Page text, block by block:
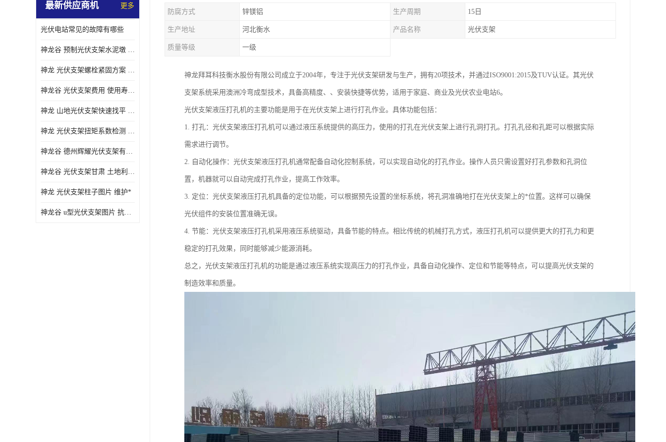
最新供应商机 更多
光伏电站常见的故障有哪些
神龙谷 预制光伏支架水泥墩 抗震性能优
神龙 光伏支架螺栓紧固方案 土地利用率高
神龙谷 光伏支架费用 使用寿命长
神龙 山地光伏支架快速找平 抗风耐压
神龙 光伏支架扭矩系数检测 适应性强
神龙谷 德州辉耀光伏支架有限公司 材质多样
神龙谷 光伏支架甘肃 土地利用率高
神龙 光伏支架柱子图片 维护*
神龙谷 u型光伏支架图片 抗紫外线
防腐方式 锌镁铝 生产周期 15日
生产地址 河北衡水 产品名称 光伏支架
质量等级 一级
神龙拜耳科技衡水股份有限公司成立于2004年，专注于光伏支架研发与生产，拥有20项技术，并通过ISO9001:2015及TUV认证。其光伏
支架系统采用澳洲冷弯成型技术，具备高精度、、安装快捷等优势，适用于家庭、商业及光伏农业电站6。
光伏支架液压打孔机的主要功能是用于在光伏支架上进行打孔作业。具体功能包括：
1. 打孔：光伏支架液压打孔机可以通过液压系统提供的高压力，使用的打孔在光伏支架上进行孔洞打孔。打孔孔径和孔距可以根据实际
需求进行调节。
2. 自动化操作：光伏支架液压打孔机通常配备自动化控制系统，可以实现自动化的打孔作业。操作人员只需设置好打孔参数和孔洞位
置，机器就可以自动完成打孔作业，提高工作效率。
3. 定位：光伏支架液压打孔机具备的定位功能，可以根据预先设置的坐标系统，将孔洞准确地打在光伏支架上的*位置。这样可以确保
光伏组件的安装位置准确无误。
4. 节能：光伏支架液压打孔机采用液压系统驱动，具备节能的特点。相比传统的机械打孔方式，液压打孔机可以提供更大的打孔力和更
稳定的打孔效果，同时能够减少能源消耗。
总之，光伏支架液压打孔机的功能是通过液压系统实现高压力的打孔作业，具备自动化操作、定位和节能等特点，可以提高光伏支架的
制造效率和质量。